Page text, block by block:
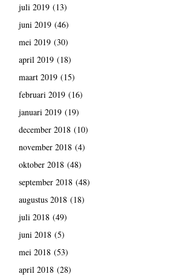
juli 2019(13)
juni 2019(46)
mei 2019(30)
april 2019(18)
maart 2019(15)
februari 2019(16)
januari 2019(19)
december 2018(10)
november 2018(4)
oktober 2018(48)
september 2018(48)
augustus 2018(18)
juli 2018(49)
juni 2018(5)
mei 2018(53)
april 2018(28)